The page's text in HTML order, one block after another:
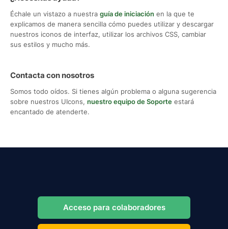
Échale un vistazo a nuestra guía de iniciación en la que te
explicamos de manera sencilla cómo puedes utilizar y descargar
nuestros iconos de interfaz, utilizar los archivos CSS, cambiar
sus estilos y mucho más.
Contacta con nosotros
Somos todo oídos. Si tienes algún problema o alguna sugerencia
sobre nuestros UIcons, nuestro equipo de Soporte estará
encantado de atenderte.
Acceso para colaboradores